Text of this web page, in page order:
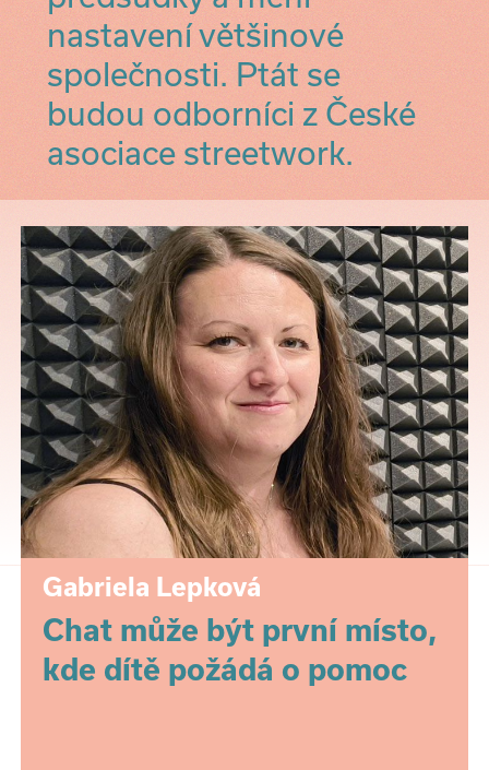
nastavení většinové
společnosti. Ptát se
budou odborníci z České
asociace streetwork.
Gabriela Lepková
Chat může být první místo,
kde dítě požádá o pomoc